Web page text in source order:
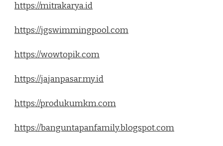
https://mitrakarya.id
https://jgswimmingpool.com
https://wowtopik.com
https://jajanpasar.my.id
https://produkumkm.com
https://banguntapanfamily.blogspot.com